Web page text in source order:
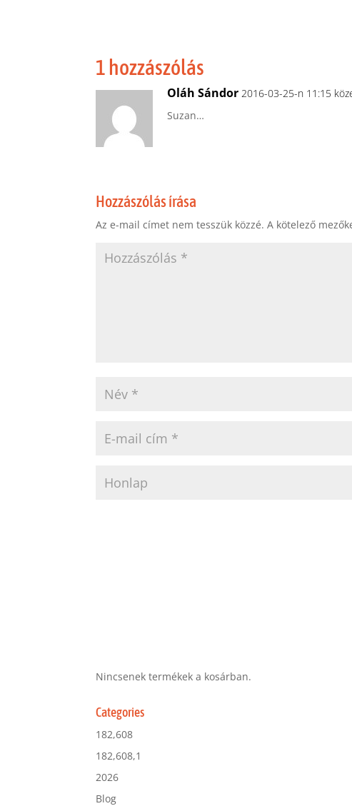
1 hozzászólás
Oláh Sándor 2016-03-25-n 11:15
Suzan…
Hozzászólás írása
Az e-mail címet nem tesszük közzé. A kötelező
Nincsenek termékek a kosárban.
Categories
182,608
182,608,1
2026
Blog